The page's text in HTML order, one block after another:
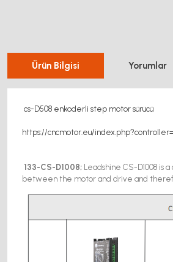
Ürün Bilgisi Yorumlar
cs-D508 enkoderli step motor sürücü
https://cncmotor.eu/
133-CS-D1008; Leadshine CS-D1008 is
between the motor and drive and